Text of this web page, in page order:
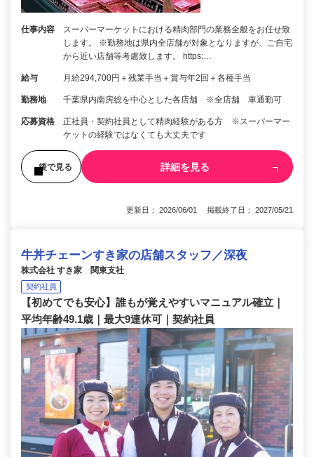
仕事内容
スーパーマーケットにおける精肉部門の業務全般をお任せ致
します。 ※勤務地は県内全店舗が対象となりますが、ご自宅
から近い店舗等考慮致します。 https:…
給与 月給294,700円＋残業手当＋賞与年2回＋各種手当
勤務地 千葉県内南房総を中心とした各店舗 ※全店舗 車通勤可
応募資格
正社員・契約社員として精肉経験がある方 ※スーパーマー
ケットの経験ではなくても大丈夫です
後で見る 詳細を見る
更新日： 2026/06/01 掲載終了日： 2027/05/21
牛丼チェーンすき家の店舗スタッフ／深夜
株式会社 すき家 関東支社
契約社員
【初めてでも安心】誰もが覚えやすいマニュアル確立｜
平均年齢49.1歳｜最大9連休可｜契約社員